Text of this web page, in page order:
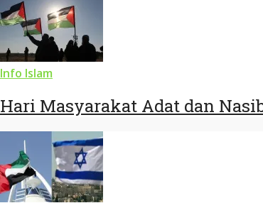
Info Islam
Hari Masyarakat Adat dan